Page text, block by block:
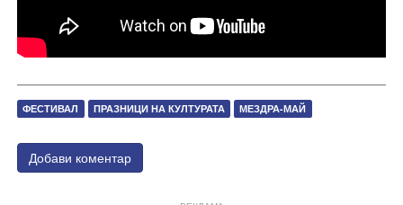
ФЕСТИВАЛ ПРАЗНИЦИ НА КУЛТУРАТА МЕЗДРА-МАЙ
Добави коментар